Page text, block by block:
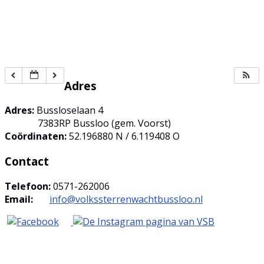
Adres
Adres: Bussloselaan 4
7383RP Bussloo (gem. Voorst)
Coördinaten:52.196880 N / 6.119408 O
Contact
Telefoon:0571-262006
Email: info@volkssterrenwachtbussloo.nl